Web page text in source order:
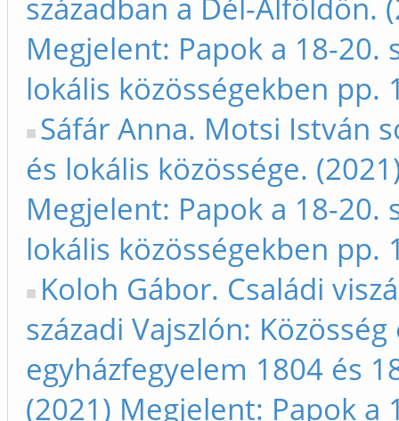
században a Dél-Alföldön.
Megjelent: Papok a 18-20.
lokális közösségekben pp.
Sáfár Anna. Motsi István
és lokális közössége.
Megjelent: Papok a 18-20.
lokális közösségekben pp.
Koloh Gábor. Családi
századi Vajszlón: Közösség
egyházfegyelem 1804 és
(2021) Megjelent: Papok a